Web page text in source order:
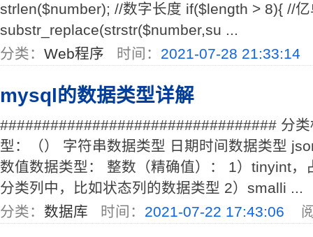
strlen($number); //数字长度 if($length > 8){ //
substr_replace(strstr($number,su ...
分类： Web程序 时间： 2021-07-28 21:33:14
mysql的数据类型详解
################################# 分
型：（） 字符串数据类型 日期时间数据类型
数值数据类型： 整数（精确值）： 1）tinyint，
分类列中，比如状态列的数据类型 2）smalli ...
分类： 数据库 时间： 2021-07-22 17:43:06 阅